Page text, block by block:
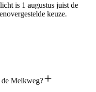
is 1 augustus juist de
keuze.
de Melkweg?